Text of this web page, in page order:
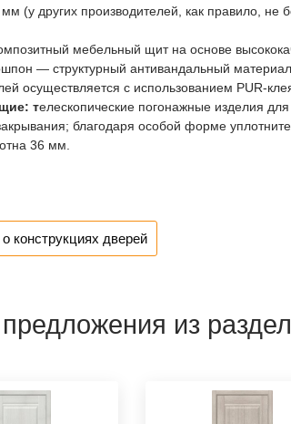
(у других производителей, как правило, не
мебельный щит на основе
— структурный антивандальный
осуществляется с использованием PUR-
телескопические погонажные изделия
благодаря особой форме
36 мм.
конструкциях дверей
из